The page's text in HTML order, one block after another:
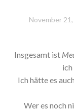
November
Insgesamt ist
ich
Ich hätte es
Wer es noch